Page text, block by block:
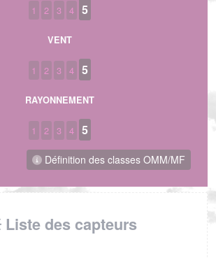
1 2 3 4 5
VENT
1 2 3 4 5
RAYONNEMENT
1 2 3 4 5
Définition des classes OMM/MF
Liste des capteurs